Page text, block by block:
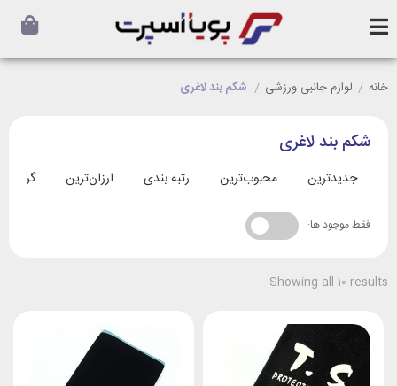
خانه / لوازم جانبی ورزشی / شکم بند لاغری
شکم بند لاغری
جدیدترین محبوب‌ترین رتبه بندی ارزان‌ترین
فقط موجود ها:
Showing all 10 results